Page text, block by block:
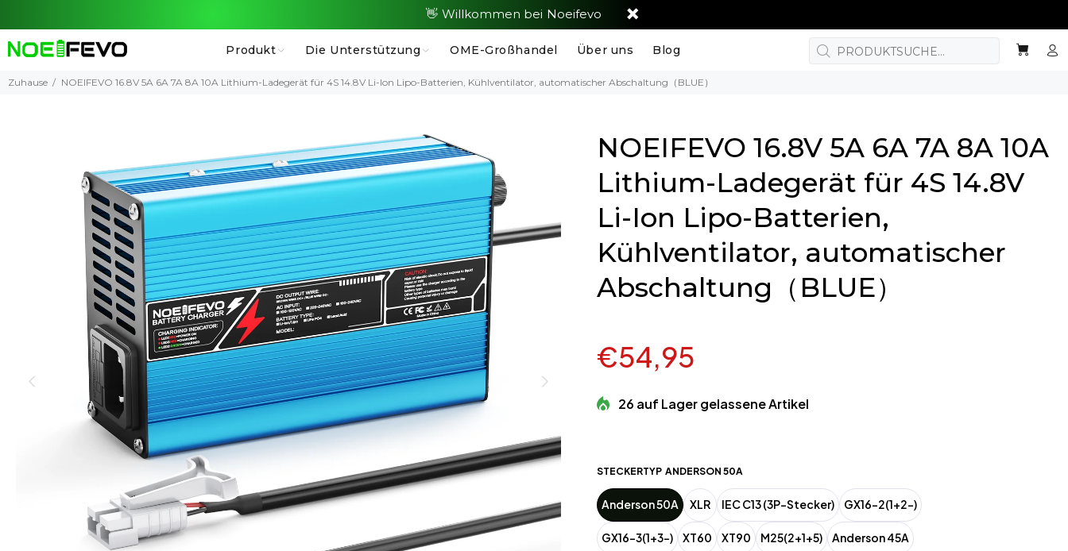
👋 Willkommen bei Noeifevo
Produkt Die Unterstützung OME-Großhandel Über uns Blog
Zuhause NOEIFEVO 16.8V 5A 6A 7A 8A 10A Lithium-Ladegerät für 4S 14.8V Li-Ion Lipo-Batterien, Kühlventilator, automatischer Abschaltung（BLUE）
NOEIFEVO 16.8V 5A 6A 7A 8A 10A
Lithium-Ladegerät für 4S 14.8V
Li-Ion Lipo-Batterien,
Kühlventilator, automatischer
Abschaltung（BLUE）
€54,95
26 auf Lager gelassene Artikel
STECKERTYP ANDERSON 50A
Anderson 50A XLR IEC C13 (3P-Stecker) GX16-2(1+2-)
GX16-3(1+3-) XT60 XT90 M25(2+1+5) Anderson 45A